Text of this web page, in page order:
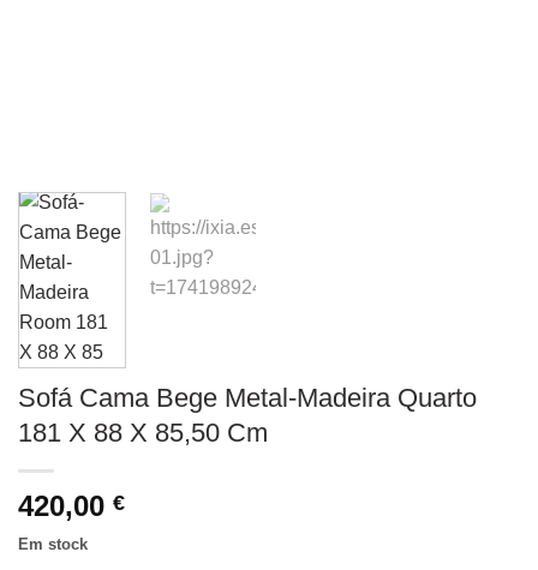
Sofá Cama Bege Metal-Madeira Quarto
181 X 88 X 85,50 Cm
420,00 €
Em stock